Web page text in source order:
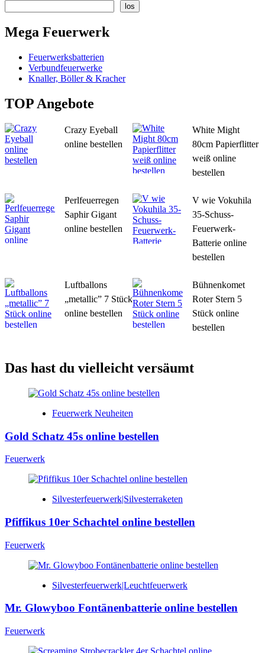
los
Mega Feuerwerk
Feuerwerksbatterien
Verbundfeuerwerke
Knaller, Böller & Kracher
TOP Angebote
Crazy Eyeball
online bestellen
White Might
80cm Papierflitter
weiß online
bestellen
Perlfeuerregen
Saphir Gigant
online bestellen
V wie Vokuhila
35-Schuss-
Feuerwerk-
Batterie online
bestellen
Luftballons
„metallic” 7 Stück
online bestellen
Bühnenkomet
Roter Stern 5
Stück online
bestellen
Das hast du vielleicht versäumt
Feuerwerk Neuheiten
Gold Schatz 45s online bestellen
Feuerwerk
Silvesterfeuerwerk|Silvesterraketen
Pfiffikus 10er Schachtel online bestellen
Feuerwerk
Silvesterfeuerwerk|Leuchtfeuerwerk
Mr. Glowyboo Fontänenbatterie online bestellen
Feuerwerk